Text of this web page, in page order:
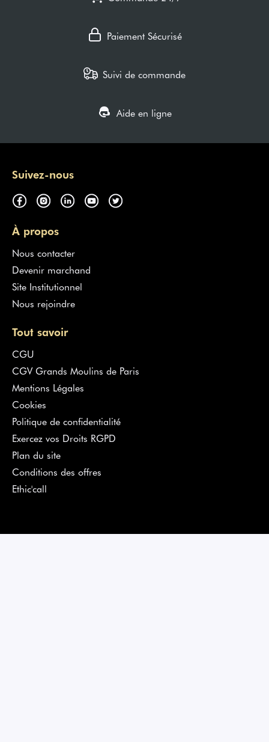
Paiement Sécurisé
Suivi de commande
Aide en ligne
Suivez-nous
À propos
Nous contacter
Devenir marchand
Site Institutionnel
Nous rejoindre
Tout savoir
CGU
CGV Grands Moulins de Paris
Mentions Légales
Cookies
Politique de confidentialité
Exercez vos Droits RGPD
Plan du site
Conditions des offres
Ethic'call